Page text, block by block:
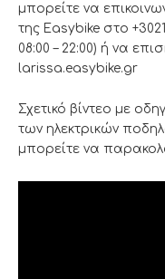
μπορείτε να
της Easybike στο
08:00 – 22:00) ή να
larissa.easybike.gr
Σχετικό βίντεο με
των ηλεκτρικών
μπορείτε να